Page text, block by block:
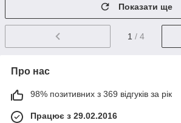
Показати ще
1 / 4
Про нас
98% позитивних з 369 відгуків за рік
Працює з 29.02.2016